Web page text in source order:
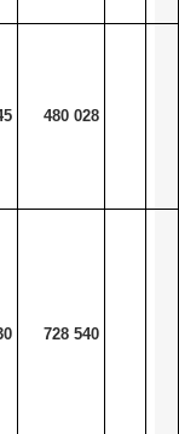
480 028
728 540